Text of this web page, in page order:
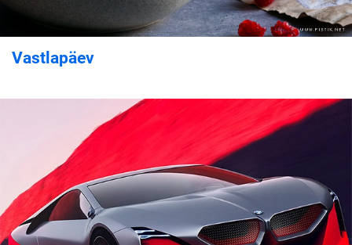
Vastlapäev